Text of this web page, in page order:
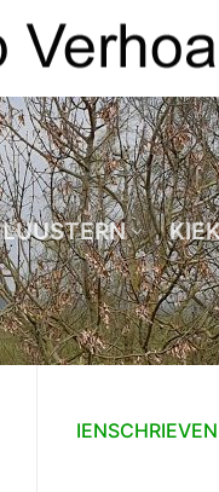
LUUSTERN
Zoeken naar: